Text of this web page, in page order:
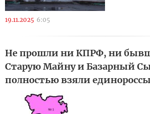
19.11.2025 6:05
Не прошли ни КПРФ, ни
Старую Майну и Базарный
полностью взяли единороссы